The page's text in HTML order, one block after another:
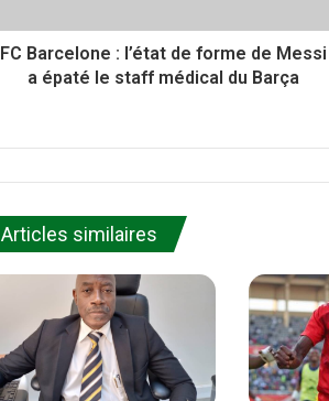
FC Barcelone : l’état de forme de Messi
a épaté le staff médical du Barça
Articles similaires